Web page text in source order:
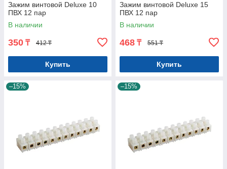
Зажим винтовой Deluxe 10
ПВХ 12 пар
В наличии
350 ₸ 412 ₸
Купить
Зажим винтовой Deluxe 15
ПВХ 12 пар
В наличии
468 ₸ 551 ₸
Купить
–15% –15%